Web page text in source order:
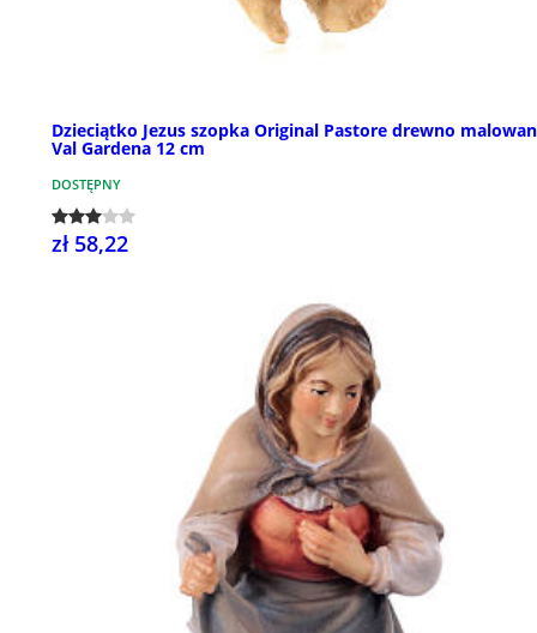
Dzieciątko Jezus szopka Original Pastore drewno
Val Gardena 12 cm
DOSTĘPNY
zł 58,22